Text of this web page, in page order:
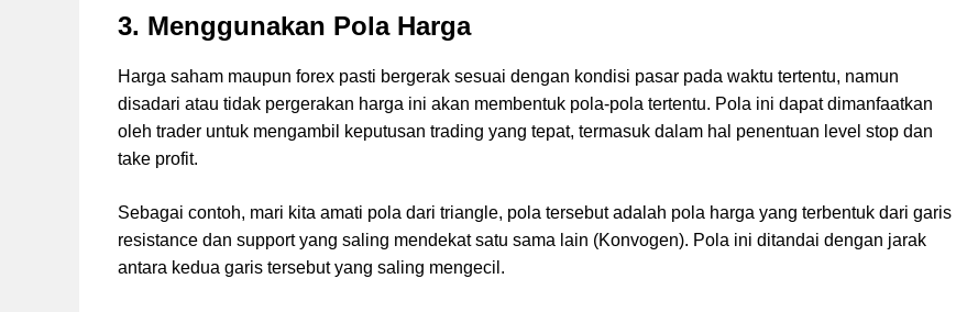
3. Menggunakan Pola Harga
Harga saham maupun forex pasti bergerak sesuai dengan kondisi pasar pada waktu tertentu, namun
disadari atau tidak pergerakan harga ini akan membentuk pola-pola tertentu. Pola ini dapat dimanfaatkan
oleh trader untuk mengambil keputusan trading yang tepat, termasuk dalam hal penentuan level stop dan
take profit.
Sebagai contoh, mari kita amati pola dari triangle, pola tersebut adalah pola harga yang terbentuk dari garis
resistance dan support yang saling mendekat satu sama lain (Konvogen). Pola ini ditandai dengan jarak
antara kedua garis tersebut yang saling mengecil.